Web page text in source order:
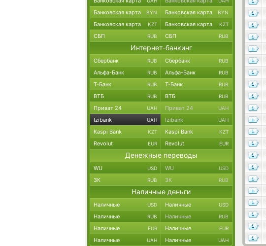
Банковская карта BYN Банковская карта BYN
Банковская карта KZT Банковская карта KZT
СБП RUB СБП RUB
Интернет-банкинг
Сбербанк RUB Сбербанк RUB
Альфа-Банк RUB Альфа-Банк RUB
Т-Банк RUB Т-Банк RUB
ВТБ RUB ВТБ RUB
Приват 24 UAH Приват 24 UAH
Izibank UAH Izibank UAH
Kaspi Bank KZT Kaspi Bank KZT
Revolut EUR Revolut EUR
Денежные переводы
WU USD WU USD
ЗК RUB ЗК RUB
Наличные деньги
Наличные USD Наличные USD
Наличные RUB Наличные RUB
Наличные EUR Наличные EUR
Наличные UAH Наличные UAH